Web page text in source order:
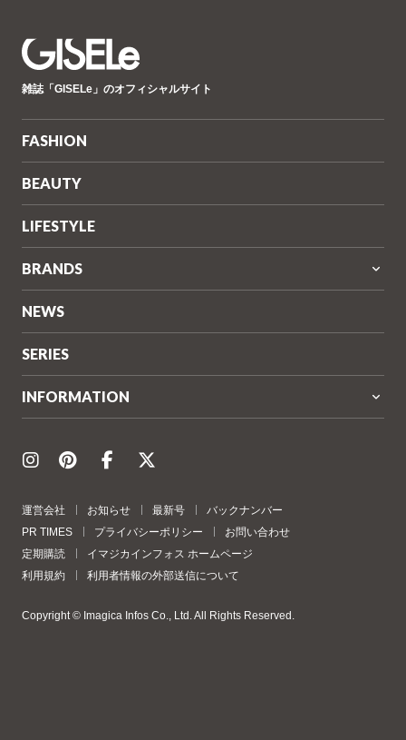
ゼ
雑誌「GISELe」のオフィシャルサイト
FASHION
BEAUTY
LIFESTYLE
BRANDS
NEWS
SERIES
INFORMATION
運営会社 お知らせ 最新号
バックナンバー
PR TIMES
プライバシーポリシー
お問い合わせ
定期購読
イマジカインフォス ホームページ
利用規約
利用者情報の外部送信について
Copyright © Imagica Infos Co., Ltd. All Rights Reserved.